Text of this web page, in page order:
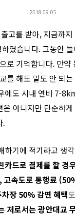
2018.09.05
고를 받아, 지금까
였습니다. 그동안
로 기억합니다. 만약
를 해도 말도 안 되
에도 시내 연비 7-
아니지만 단순하
.
하기에 적기라고 생
카드로 결제를 할 경
,고속도로 통행료
장 50%감면 혜택
저로서는 광안대교